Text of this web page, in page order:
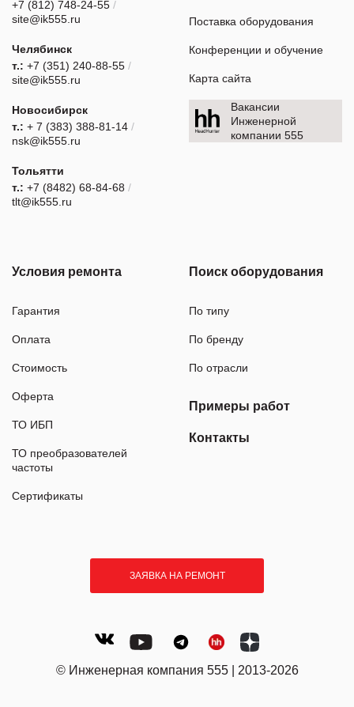
+7 (812) 748-24-55 /
site@ik555.ru
Челябинск
т.: +7 (351) 240-88-55 /
site@ik555.ru
Новосибирск
т.: + 7 (383) 388-81-14 /
nsk@ik555.ru
Тольятти
т.: +7 (8482) 68-84-68 /
tlt@ik555.ru
Поставка оборудования
Конференции и обучение
Карта сайта
Вакансии
Инженерной
компании 555
Условия ремонта
Гарантия
Оплата
Стоимость
Оферта
ТО ИБП
ТО преобразователей
частоты
Сертификаты
Поиск оборудования
По типу
По бренду
По отрасли
Примеры работ
Контакты
ЗАЯВКА НА РЕМОНТ
© Инженерная компания 555 | 2013-2026